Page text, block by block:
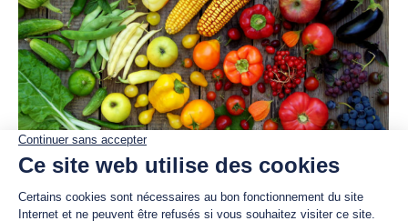
« Que ton aliment soit ton
médicament » – Hippocrate